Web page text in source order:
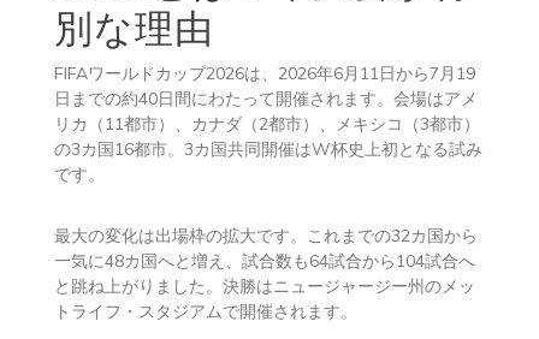
別な理由
FIFAワールドカップ2026は、2026年6月11日から7月19
日までの約40日間にわたって開催されます。会場はアメ
リカ（11都市）、カナダ（2都市）、メキシコ（3都市）
の3カ国16都市。3カ国共同開催はW杯史上初となる試み
です。
最大の変化は出場枠の拡大です。これまでの32カ国から
一気に48カ国へと増え、試合数も64試合から104試合へ
と跳ね上がりました。決勝はニュージャージー州のメッ
トライフ・スタジアムで開催されます。